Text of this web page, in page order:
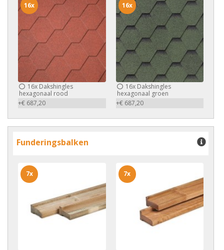
16x Dakshingles
hexagonaal rood
+€ 687,20
16x
16xDakshingles
hexagonaal groen
+€ 687,20
16x
Funderingsbalken
7x 7x